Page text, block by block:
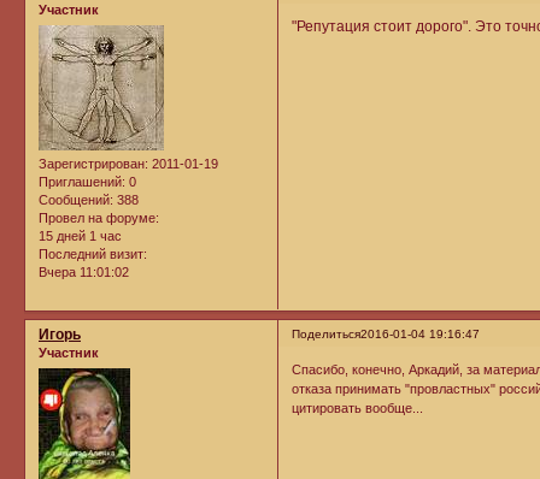
Участник
Зарегистрирован: 2011-01-19
Приглашений: 0
Сообщений: 388
Провел на форуме:
15 дней 1 час
Последний визит:
Вчера 11:01:02
"Репутация стоит дорого". Это
Поделиться2016-01-04 19:16:47
Игорь
Участник
Спасибо, конечно, Аркадий, за
отказа принимать "провластных"
цитировать вообще...